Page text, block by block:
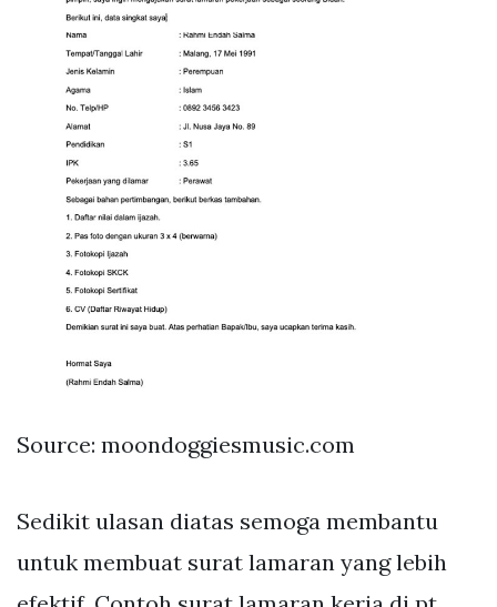
Source: moondoggiesmusic.com
Sedikit ulasan diatas semoga membantu
untuk membuat surat lamaran yang lebih